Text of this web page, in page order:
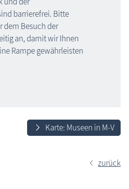
barrierefrei. Bitte
dem Besuch der
an, damit wir Ihnen
Rampe gewährleisten
Karte: Museen in M-V
zurück